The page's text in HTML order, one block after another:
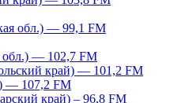
обл.) — 99,1 FM
обл.) — 102,7 FM
край) — 101,2 FM
— 107,2 FM
край) – 96,8 FM